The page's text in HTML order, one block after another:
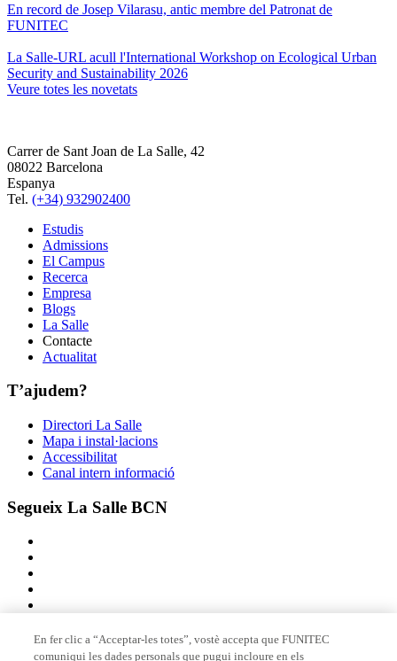
En record de Josep Vilarasu, antic membre del Patronat de
FUNITEC
La Salle-URL acull l'International Workshop on Ecological Urban
Security and Sustainability 2026
Veure totes les novetats
Carrer de Sant Joan de La Salle, 42
08022 Barcelona
Espanya
Tel. (+34) 932902400
Estudis
Admissions
El Campus
Recerca
Empresa
Blogs
La Salle
Contacte
Actualitat
T’ajudem?
Directori La Salle
Mapa i instal·lacions
Accessibilitat
Canal intern informació
Segueix La Salle BCN
En fer clic a “Acceptar-les totes”, vostè accepta que FUNITEC
comuniqui les dades personals que pugui incloure en els